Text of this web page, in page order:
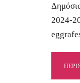
2024-